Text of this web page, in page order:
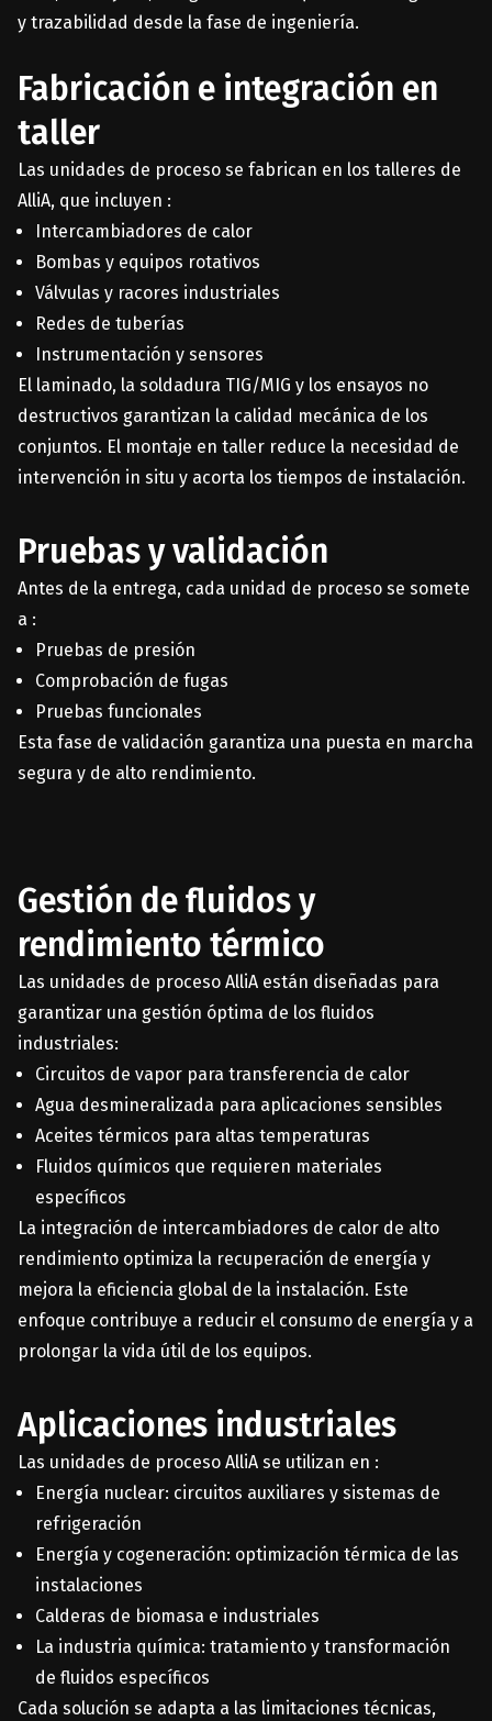
y trazabilidad desde la fase de ingeniería.
Fabricación e integración en
taller
Las unidades de proceso se fabrican en los talleres de
AlliA, que incluyen :
Intercambiadores de calor
Bombas y equipos rotativos
Válvulas y racores industriales
Redes de tuberías
Instrumentación y sensores
El laminado, la soldadura TIG/MIG y los ensayos no
destructivos garantizan la calidad mecánica de los
conjuntos. El montaje en taller reduce la necesidad de
intervención in situ y acorta los tiempos de instalación.
Pruebas y validación
Antes de la entrega, cada unidad de proceso se somete
a :
Pruebas de presión
Comprobación de fugas
Pruebas funcionales
Esta fase de validación garantiza una puesta en marcha
segura y de alto rendimiento.
Gestión de fluidos y
rendimiento térmico
Las unidades de proceso AlliA están diseñadas para
garantizar una gestión óptima de los fluidos
industriales:
Circuitos de vapor para transferencia de calor
Agua desmineralizada para aplicaciones sensibles
Aceites térmicos para altas temperaturas
Fluidos químicos que requieren materiales
específicos
La integración de intercambiadores de calor de alto
rendimiento optimiza la recuperación de energía y
mejora la eficiencia global de la instalación. Este
enfoque contribuye a reducir el consumo de energía y a
prolongar la vida útil de los equipos.
Aplicaciones industriales
Las unidades de proceso AlliA se utilizan en :
Energía nuclear: circuitos auxiliares y sistemas de
refrigeración
Energía y cogeneración: optimización térmica de las
instalaciones
Calderas de biomasa e industriales
La industria química: tratamiento y transformación
de fluidos específicos
Cada solución se adapta a las limitaciones técnicas,